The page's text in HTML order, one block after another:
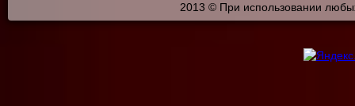
2013 © При использовании